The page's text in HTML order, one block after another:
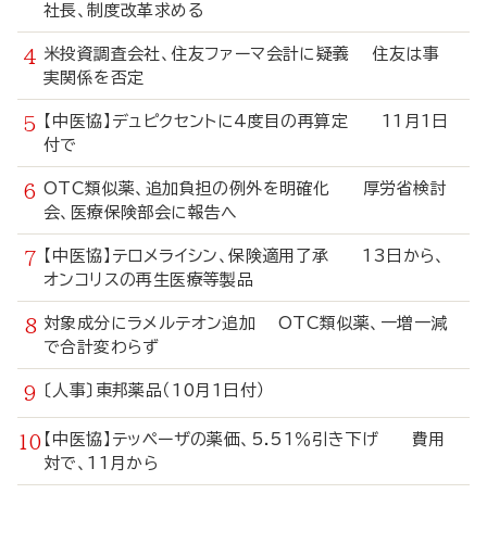
社長、制度改革求める
米投資調査会社、住友ファーマ会計に疑義 住友は事
実関係を否定
【中医協】デュピクセントに4度目の再算定 11月1日
付で
OTC類似薬、追加負担の例外を明確化 厚労省検討
会、医療保険部会に報告へ
【中医協】テロメライシン、保険適用了承 13日から、
オンコリスの再生医療等製品
対象成分にラメルテオン追加 OTC類似薬、一増一減
で合計変わらず
〔人事〕東邦薬品（10月1日付）
【中医協】テッペーザの薬価、5.51％引き下げ 費用
対で、11月から